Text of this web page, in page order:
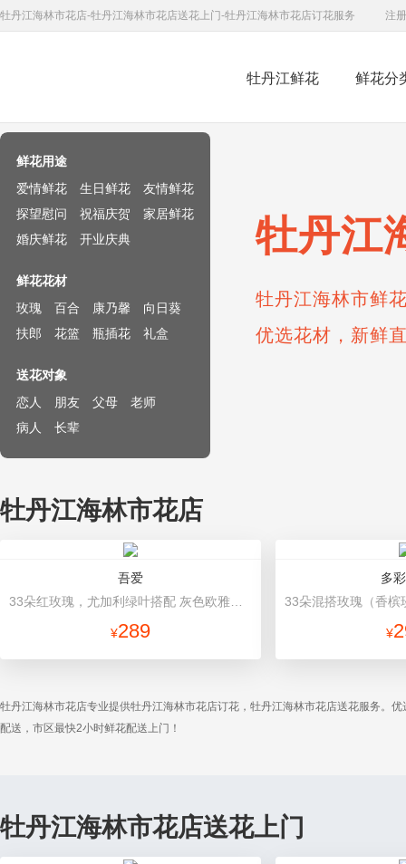
牡丹江海林市花店-牡丹江海林市花店送花上门-牡丹江海林市花店订花服务 注册
牡丹江鲜花 鲜花分
牡丹江
牡丹江海林市鲜
优选花材，新鲜
鲜花用途
爱情鲜花
生日鲜花
友情鲜花
探望慰问
祝福庆贺
家居鲜花
婚庆鲜花
开业庆典
鲜花花材
玫瑰
百合 康乃馨
向日葵
扶郎
花篮 瓶插花 礼盒
送花对象
恋人
朋友 父母
老师
病人
长辈
牡丹江海林市花店
吾爱
¥289
多
¥
牡丹江海林市花店专业提供牡丹江海林市花店订花，牡丹江海林市花店送花服务。
配送，市区最快2小时鲜花配送上门！
牡丹江海林市花店送花上门